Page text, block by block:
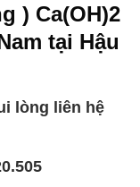
) Ca(OH)2
tại Hậu
lòng liên hệ